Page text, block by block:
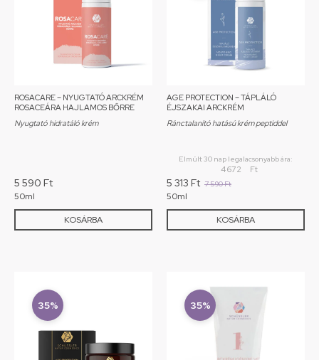
ROSACARE – NYUGTATÓ ARCKRÉM
ROSACEÁRA HAJLAMOS BŐRRE
Nyugtató hidratáló krém
KOSÁRBA
5 590 Ft
50ml
AGE PROTECTION – TÁPLÁLÓ
ÉJSZAKAI ARCKRÉM
Ránctalanító hatású krém peptiddel
KOSÁRBA
Elmúlt 30 nap legalacsonyabb ára:
4 672 Ft
7 590Ft
5 313 Ft
50ml
35% 35%